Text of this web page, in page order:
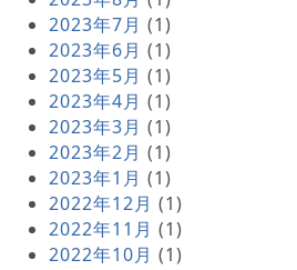
2023年7月 (1)
2023年6月 (1)
2023年5月 (1)
2023年4月 (1)
2023年3月 (1)
2023年2月 (1)
2023年1月 (1)
2022年12月 (1)
2022年11月 (1)
2022年10月 (1)